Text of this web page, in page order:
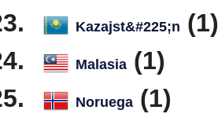
Kazajst&#225;n (1)
Malasia (1)
Noruega (1)